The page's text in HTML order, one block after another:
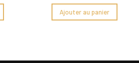
Ajouter au panier